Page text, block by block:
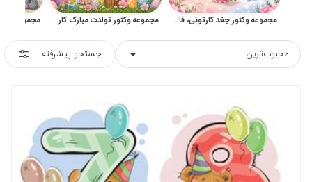
مجموعه وکتور جغد کارتونی، فانتزی و کودکانه مجموعه وکتور تولدت مبارک کارتونی با حیوانات بامزه و طرح‌های کودکانه
محبوب‌ترین جستجو پیشرفته